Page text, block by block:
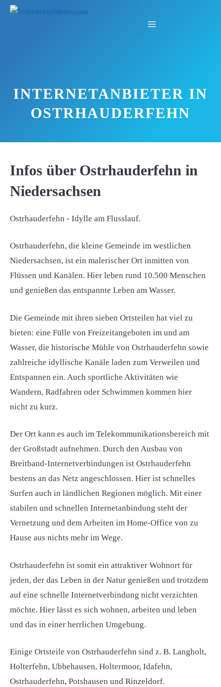
Zum
Menü
INTERNETANBIETER IN
OSTRHAUDERFEHN
Infos über Ostrhauderfehn in
Niedersachsen
Ostrhauderfehn - Idylle am Flusslauf.
Ostrhauderfehn, die kleine Gemeinde im westlichen
Niedersachsen, ist ein malerischer Ort inmitten von
Flüssen und Kanälen. Hier leben rund 10.500 Menschen
und genießen das entspannte Leben am Wasser.
Die Gemeinde mit ihren sieben Ortsteilen hat viel zu
bieten: eine Fülle von Freizeitangeboten im und am
Wasser, die historische Mühle von Ostrhauderfehn sowie
zahlreiche idyllische Kanäle laden zum Verweilen und
Entspannen ein. Auch sportliche Aktivitäten wie
Wandern, Radfahren oder Schwimmen kommen hier
nicht zu kurz.
Der Ort kann es auch im Telekommunikationsbereich mit
der Großstadt aufnehmen. Durch den Ausbau von
Breitband-Internetverbindungen ist Ostrhauderfehn
bestens an das Netz angeschlossen. Hier ist schnelles
Surfen auch in ländlichen Regionen möglich. Mit einer
stabilen und schnellen Internetanbindung steht der
Vernetzung und dem Arbeiten im Home-Office von zu
Hause aus nichts mehr im Wege.
Ostrhauderfehn ist somit ein attraktiver Wohnort für
jeden, der das Leben in der Natur genießen und trotzdem
auf eine schnelle Internetverbindung nicht verzichten
möchte. Hier lässt es sich wohnen, arbeiten und leben
und das in einer herrlichen Umgebung.
Einige Ortsteile von Ostrhauderfehn sind z. B. Langholt,
Holterfehn, Ubbehausen, Holtermoor, Idafehn,
Ostrhauderfehn, Potshausen und Rinzeldorf.